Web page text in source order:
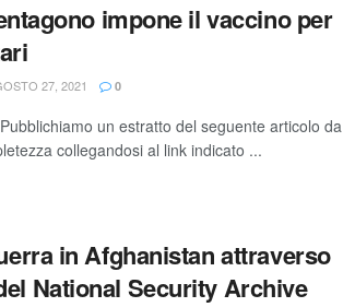
impone il vaccino per
27, 2021 0
un estratto del seguente articolo da
collegandosi al link indicato ...
in Afghanistan attraverso
National Security Archive